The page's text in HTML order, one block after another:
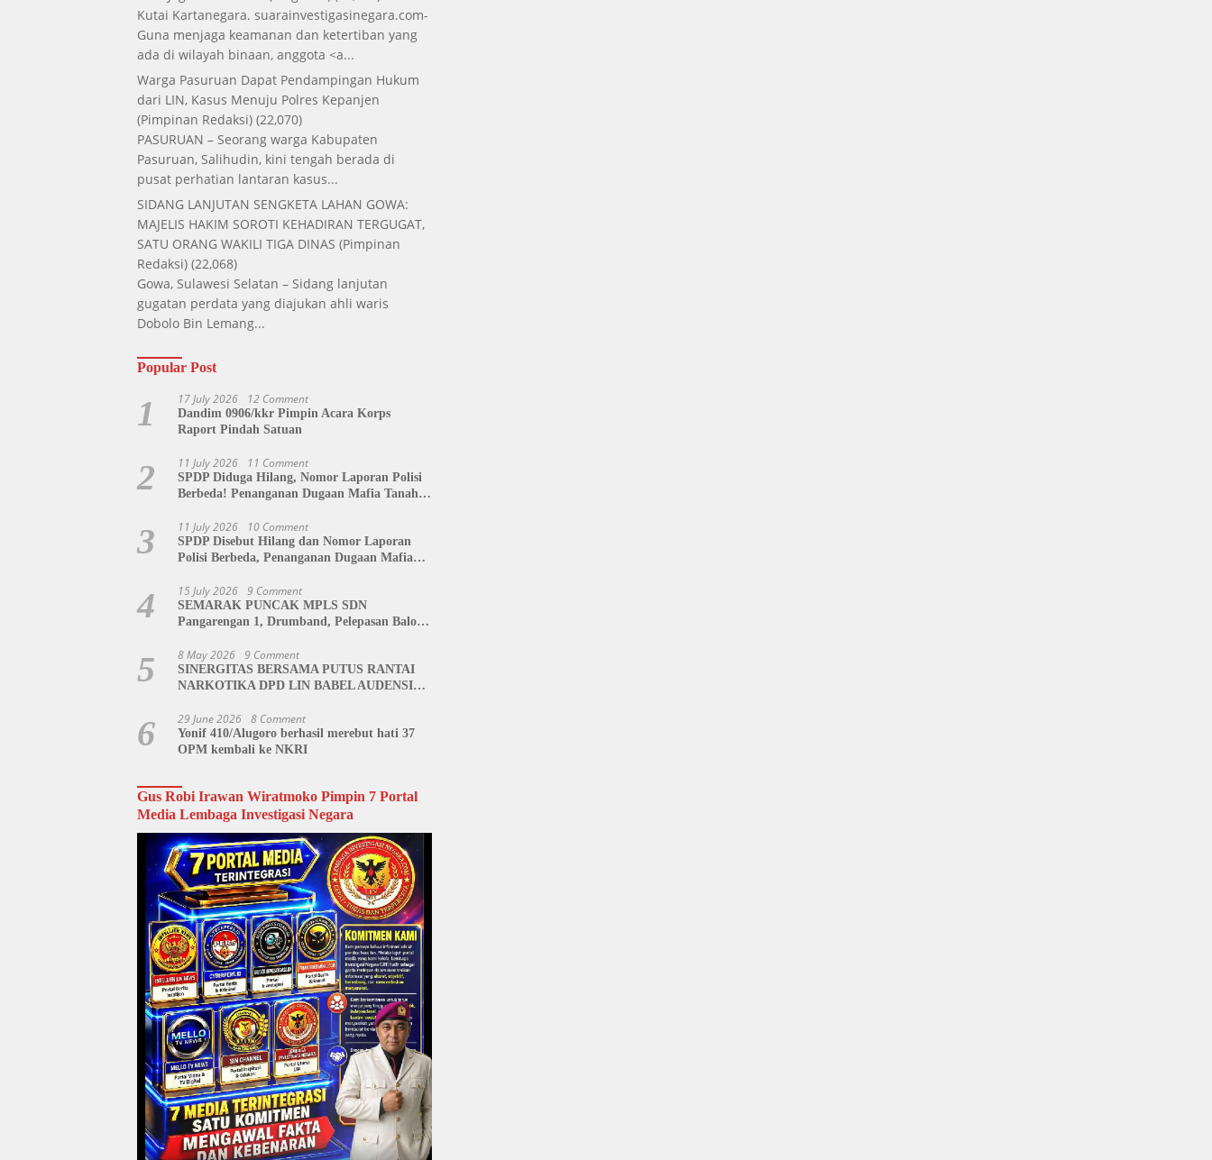
Kutai Kartanegara. suarainvestigasinegara.com-
Guna menjaga keamanan dan ketertiban yang
ada di wilayah binaan, anggota <a...
Warga Pasuruan Dapat Pendampingan Hukum
dari LIN, Kasus Menuju Polres Kepanjen
(Pimpinan Redaksi) (22,070)
PASURUAN – Seorang warga Kabupaten
Pasuruan, Salihudin, kini tengah berada di
pusat perhatian lantaran kasus...
SIDANG LANJUTAN SENGKETA LAHAN GOWA:
MAJELIS HAKIM SOROTI KEHADIRAN TERGUGAT,
SATU ORANG WAKILI TIGA DINAS (Pimpinan
Redaksi) (22,068)
Gowa, Sulawesi Selatan – Sidang lanjutan
gugatan perdata yang diajukan ahli waris
Dobolo Bin Lemang...
Popular Post
1 17 July 2026 12 Comment
Dandim 0906/kkr Pimpin Acara Korps
Raport Pindah Satuan
2 11 July 2026 11 Comment
SPDP Diduga Hilang, Nomor Laporan Polisi
Berbeda! Penanganan Dugaan Mafia Tanah
Siap Kawal Hingga Tingkat Pusat
3 11 July 2026 10 Comment
SPDP Disebut Hilang dan Nomor Laporan
Polisi Berbeda, Penanganan Dugaan Mafia
4 15 July 2026 9 Comment
SEMARAK PUNCAK MPLS SDN
Pangarengan 1, Drumband, Pelepasan Balon,
Kegiatan
5 8 May 2026 9 Comment
SINERGITAS BERSAMA PUTUS RANTAI
NARKOTIKA DPD LIN BABEL AUDENSI
6 29 June 2026 8 Comment
Yonif 410/Alugoro berhasil merebut hati 37
OPM kembali ke NKRI
Gus Robi Irawan Wiratmoko Pimpin 7 Portal
Media Lembaga Investigasi Negara